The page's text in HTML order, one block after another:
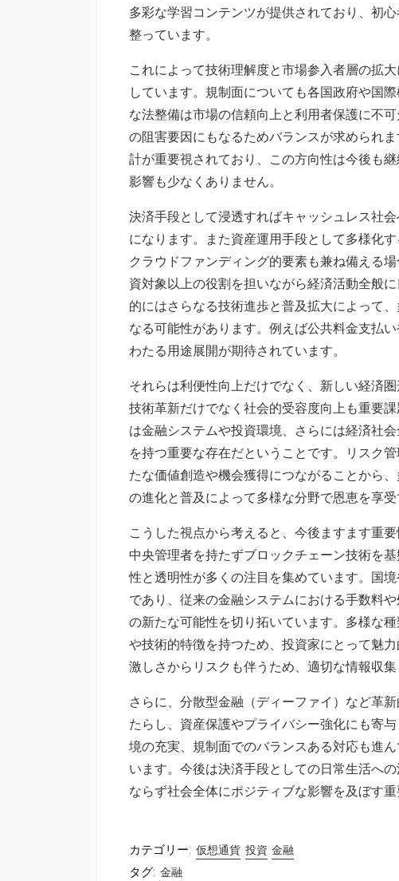
多彩な学習コンテンツが提供されており、初
整っています。
これによって技術理解度と市場参入者層の拡
しています。規制面についても各国政府や国
な法整備は市場の信頼向上と利用者保護に不
の阻害要因にもなるためバランスが求められ
計が重要視されており、この方向性は今後も
影響も少なくありません。
決済手段として浸透すればキャッシュレス社
になります。また資産運用手段として多様化
クラウドファンディング的要素も兼ね備える
資対象以上の役割を担いながら経済活動全般
的にはさらなる技術進歩と普及拡大によって
なる可能性があります。例えば公共料金支払
わたる用途展開が期待されています。
それらは利便性向上だけでなく、新しい経済
技術革新だけでなく社会的受容度向上も重要
は金融システムや投資環境、さらには経済社
を持つ重要な存在だということです。リスク
たな価値創造や機会獲得につながることから
の進化と普及によって多様な分野で恩恵を享
こうした視点から考えると、今後ますます重
中央管理者を持たずブロックチェーン技術を
性と透明性が多くの注目を集めています。国
であり、従来の金融システムにおける手数料
の新たな可能性を切り拓いています。多様な
や技術的特徴を持つため、投資家にとって魅
激しさからリスクも伴うため、適切な情報収集
さらに、分散型金融（ディーファイ）など革
たらし、資産保護やプライバシー強化にも寄
境の充実、規制面でのバランスある対応も進
います。今後は決済手段としての日常生活へ
ならず社会全体にポジティブな影響を及ぼす
カテゴリー: 仮想通貨 投資 金融
タグ: 金融